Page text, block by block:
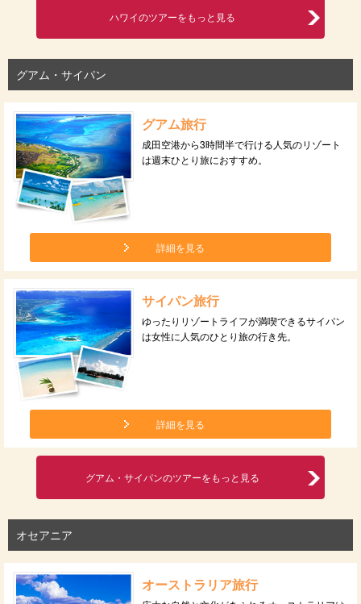
ハワイのツアーをもっと見る
グアム・サイパン
グアム旅行
成田空港から3時間半で行ける人気のリゾート
は週末ひとり旅におすすめ。
詳細を見る
サイパン旅行
ゆったりリゾートライフが満喫できるサイパン
は女性に人気のひとり旅の行き先。
詳細を見る
グアム・サイパンのツアーをもっと見る
オセアニア
オーストラリア旅行